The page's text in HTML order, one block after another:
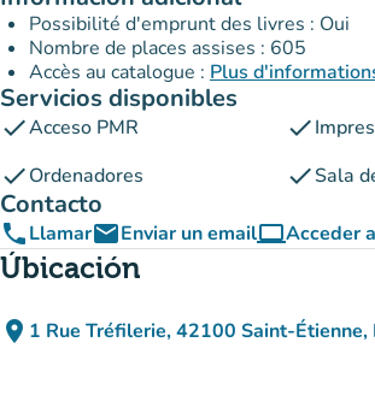
Possibilité d'emprunt des livres : Oui
Nombre de places assises : 605
Accès au catalogue : Plus
Servicios disponibles
checkAcceso PMR check
checkOrdenadores checkSala
Contacto
phoneLlamaremailEnviar un emailcomputerAcceder
Úbicación
place 1 Rue Tréfilerie, 42100 Saint-Étienne,
(abrir en Google
(nueva pestaña)